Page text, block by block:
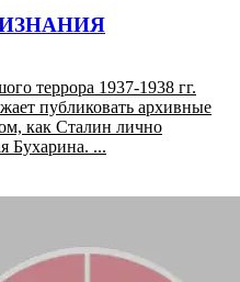
террора 1937-1938 гг.
публиковать архивные
как Сталин лично
Бухарина. ...